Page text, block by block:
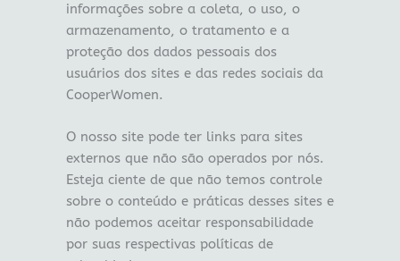
informações sobre a coleta, o uso, o
armazenamento, o tratamento e a
proteção dos dados pessoais dos
usuários dos sites e das redes sociais da
CooperWomen.
O nosso site pode ter links para sites
externos que não são operados por nós.
Esteja ciente de que não temos controle
sobre o conteúdo e práticas desses sites e
não podemos aceitar responsabilidade
por suas respectivas políticas de